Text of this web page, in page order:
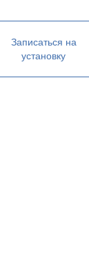
Записаться на
установку